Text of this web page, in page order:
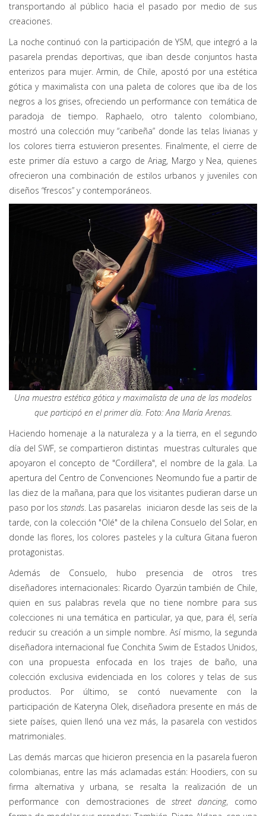
transportando al público hacia el pasado por medio de sus
creaciones.
La noche continuó con la participación de YSM, que integró a la
pasarela prendas deportivas, que iban desde conjuntos hasta
enterizos para mujer. Armin, de Chile, apostó por una estética
gótica y maximalista con una paleta de colores que iba de los
negros a los grises, ofreciendo un performance con temática de
paradoja de tiempo. Raphaelo, otro talento colombiano,
mostró una colección muy “caribeña” donde las telas livianas y
los colores tierra estuvieron presentes. Finalmente, el cierre de
este primer día estuvo a cargo de Ariag, Margo y Nea, quienes
ofrecieron una combinación de estilos urbanos y juveniles con
diseños “frescos” y contemporáneos.
Una muestra estética gótica y maximalista de una de las modelos
que participó en el primer día. Foto: Ana María Arenas.
Haciendo homenaje a la naturaleza y a la tierra, en el segundo
día del SWF, se compartieron distintas muestras culturales que
apoyaron el concepto de "Cordillera", el nombre de la gala. La
apertura del Centro de Convenciones Neomundo fue a partir de
las diez de la mañana, para que los visitantes pudieran darse un
paso por losstands . Las pasarelas iniciaron desde las seis de la
tarde, con la colección "Olé" de la chilena Consuelo del Solar, en
donde las flores, los colores pasteles y la cultura Gitana fueron
protagonistas.
Además de Consuelo, hubo presencia de otros tres
diseñadores internacionales: Ricardo Oyarzún también de Chile,
quien en sus palabras revela que no tiene nombre para sus
colecciones ni una temática en particular, ya que, para él, sería
reducir su creación a un simple nombre. Así mismo, la segunda
diseñadora internacional fue Conchita Swim de Estados Unidos,
con una propuesta enfocada en los trajes de baño, una
colección exclusiva evidenciada en los colores y telas de sus
productos. Por último, se contó nuevamente con la
participación de Kateryna Olek, diseñadora presente en más de
siete países, quien llenó una vez más, la pasarela con vestidos
matrimoniales.
Las demás marcas que hicieron presencia en la pasarela fueron
colombianas, entre las más aclamadas están: Hoodiers, con su
firma alternativa y urbana, se resalta la realización de un
performance con demostraciones destreet dancing, como